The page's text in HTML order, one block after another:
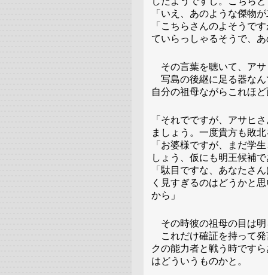
「いえ、あのような傑物
「こちらさんのよそうで
ていらっしゃるそうで、
その言葉を聴いて、アサ
写島の後継に足る器なん
自分の祖母ながらこれほ
「それでですが、アサヒ
ましょう。一度貴方も敗
「お婆様ですが、まだ学
しょう、仮にも明王候補
「駄目ですな、あなたさ
く見すぎるのはどうかと
から」
その時彼の祖母の目は明
これだけ確証を持って発
クの能力者と戦う時です
はどういうものかと。